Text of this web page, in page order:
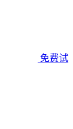
免费试